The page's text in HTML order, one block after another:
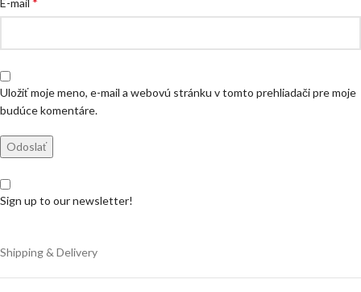
Uložiť moje meno, e-mail a webovú stránku v tomto prehliadači pre moje
budúce komentáre.
Sign up to our newsletter!
Shipping & Delivery